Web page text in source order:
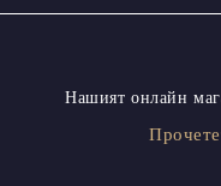
Нашият онлайн